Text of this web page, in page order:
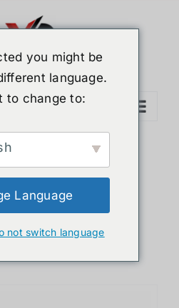
Order
you might be
language.
to change to:
Language
not switch language